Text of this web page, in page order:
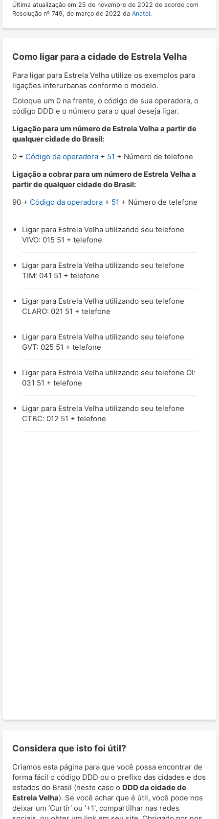
Última atualização em 25 de novembro de 2022 de acordo com
Resolução nº 749, de março de 2022 da Anatel.
Como ligar para a cidade de Estrela Velha
Para ligar para Estrela Velha utilize os exemplos para
ligações interurbanas conforme o modelo.
Coloque um 0 na frente, o código de sua operadora, o
código DDD e o número para o qual deseja ligar.
Ligação para um número de Estrela Velha a partir de
qualquer cidade do Brasil:
0 + Código da operadora + 51 + Número de telefone
Ligação a cobrar para um número de Estrela Velha a
partir de qualquer cidade do Brasil:
90 + Código da operadora + 51 + Número de telefone
Ligar para Estrela Velha utilizando seu telefone
VIVO: 015 51 + telefone
Ligar para Estrela Velha utilizando seu telefone
TIM: 041 51 + telefone
Ligar para Estrela Velha utilizando seu telefone
CLARO: 021 51 + telefone
Ligar para Estrela Velha utilizando seu telefone
GVT: 025 51 + telefone
Ligar para Estrela Velha utilizando seu telefone OI:
031 51 + telefone
Ligar para Estrela Velha utilizando seu telefone
CTBC: 012 51 + telefone
Considera que isto foi útil?
Criamos esta página para que você possa encontrar de
forma fácil o código DDD ou o prefixo das cidades e dos
estados do Brasil (neste caso o DDD da cidade de
Estrela Velha). Se você achar que é útil, você pode nos
deixar um 'Curtir' ou '+1', compartilhar nas redes